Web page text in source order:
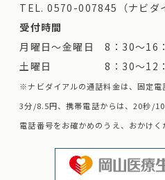
TEL.0570-007845（ナビダ
受付時間
月曜日～金曜日 8：30～16
土曜日 8：30～12
※ナビダイアルの通話料金は、固定電
3分/8.5円、携帯電話からは、20秒/10
電話番号をお確かめのうえ、おかけく